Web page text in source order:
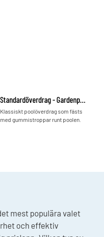
mest populära valet
och effektiv
kr till 10 500 kr
Standardöverdrag - Gardenpool
Klassiskt poolöverdrag som fästs
med gummistroppar runt poolen.